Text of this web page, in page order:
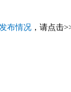
发布情况 ，请点击